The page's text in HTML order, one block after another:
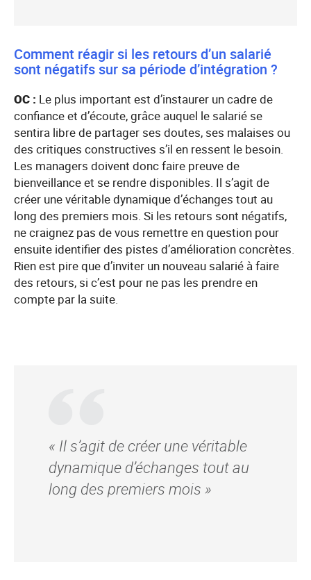
Comment réagir si les retours d’un salarié
sont négatifs sur sa période d’intégration ?
OC : Le plus important est d’instaurer un cadre de
confiance et d’écoute, grâce auquel le salarié se
sentira libre de partager ses doutes, ses malaises ou
des critiques constructives s’il en ressent le besoin.
Les managers doivent donc faire preuve de
bienveillance et se rendre disponibles. Il s’agit de
créer une véritable dynamique d’échanges tout au
long des premiers mois. Si les retours sont négatifs,
ne craignez pas de vous remettre en question pour
ensuite identifier des pistes d’amélioration concrètes.
Rien est pire que d’inviter un nouveau salarié à faire
des retours, si c’est pour ne pas les prendre en
compte par la suite.
« Il s’agit de créer une véritable
dynamique d’échanges tout au
long des premiers mois »